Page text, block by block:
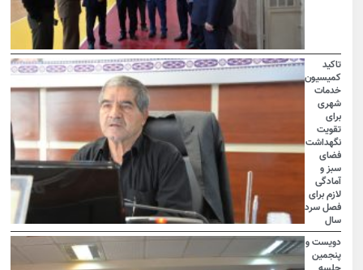
تاکید
کمیسیون
خدمات
شهری
برای
تقویت
نگهداشت
فضای
سبز و
آمادگی
لازم برای
فصل سرد
سال
دویست و
پنجمین